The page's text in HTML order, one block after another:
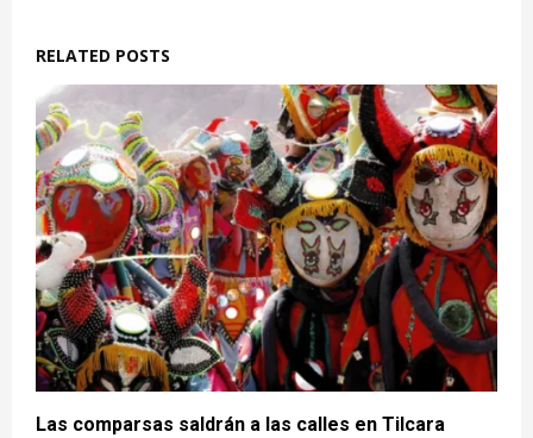
RELATED POSTS
Las comparsas saldrán a las calles en Tilcara